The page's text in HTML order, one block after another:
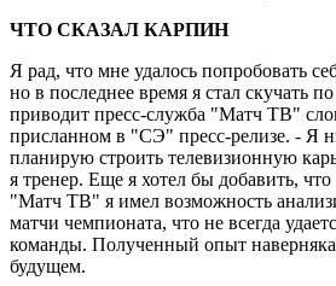
ЧТО СКАЗАЛ КАРПИН
Я рад, что мне удалось попробовать
но в последнее время я стал скучать по
приводит пресс-служба "Матч ТВ"
присланном в "СЭ" пресс-релизе. - Я
планирую строить телевизионную
я тренер. Еще я хотел бы добавить, что
"Матч ТВ" я имел возможность
матчи чемпионата, что не всегда
команды. Полученный опыт
будущем.